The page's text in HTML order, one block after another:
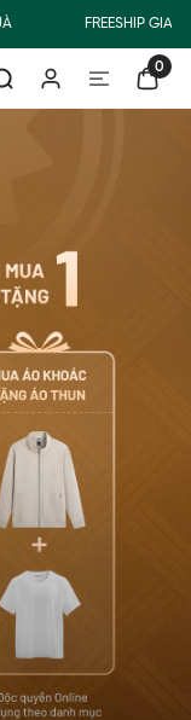
FREESHIP GIAO
0